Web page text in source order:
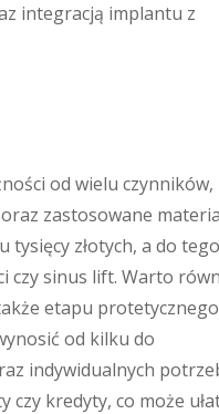
integracją implantu z
od wielu czynników,
zastosowane
tysięcy złotych, a do tego
czy sinus lift. Warto
etapu
od kilku do
indywidualnych
kredyty, co może